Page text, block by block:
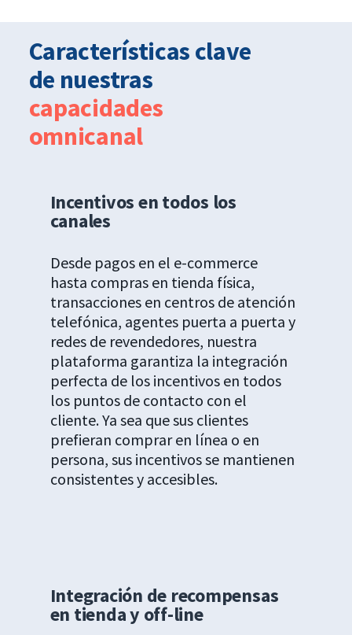
Características clave
de nuestras
capacidades
omnicanal
Incentivos en todos los
canales
Desde pagos en el e-commerce
hasta compras en tienda física,
transacciones en centros de atención
telefónica, agentes puerta a puerta y
redes de revendedores, nuestra
plataforma garantiza la integración
perfecta de los incentivos en todos
los puntos de contacto con el
cliente. Ya sea que sus clientes
prefieran comprar en línea o en
persona, sus incentivos se mantienen
consistentes y accesibles.
Integración de recompensas
en tienda y off-line